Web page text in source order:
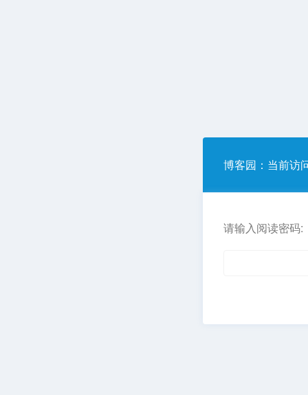
博客园 ：当前访
请输入阅读密码: